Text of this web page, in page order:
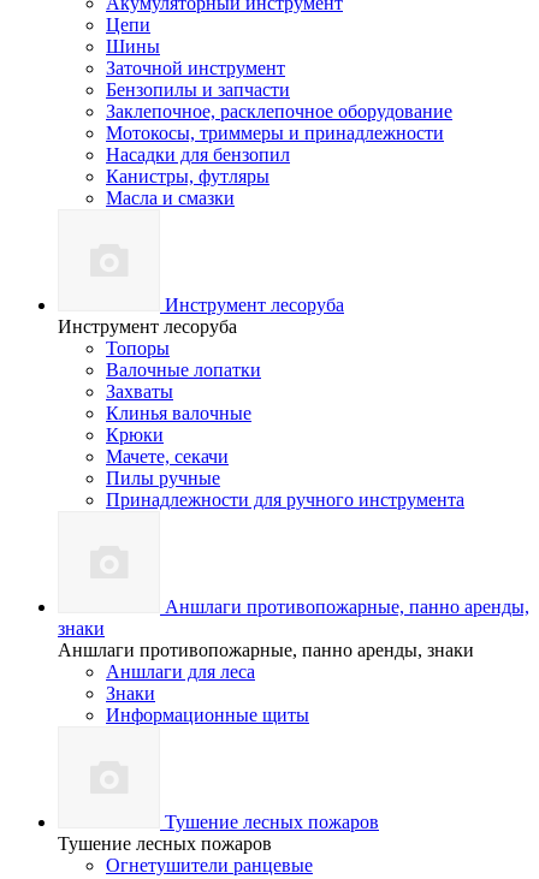
Цепи
Шины
Заточной инструмент
Бензопилы и запчасти
Заклепочное, расклепочное оборудование
Мотокосы, триммеры и принадлежности
Насадки для бензопил
Канистры, футляры
Масла и смазки
Инструмент лесоруба
Инструмент лесоруба
Топоры
Валочные лопатки
Захваты
Клинья валочные
Крюки
Мачете, секачи
Пилы ручные
Принадлежности для ручного инструмента
Аншлаги противопожарные, панно аренды,
знаки
Аншлаги противопожарные, панно аренды, знаки
Аншлаги для леса
Знаки
Информационные щиты
Тушение лесных пожаров
Тушение лесных пожаров
Огнетушители ранцевые